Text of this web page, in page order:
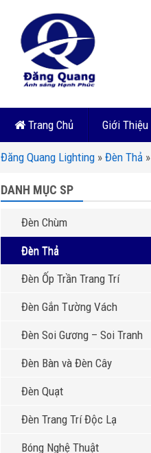
Trang Chủ Giới Thiệu
Đăng Quang Lighting » Đèn Thả »
DANH MỤC SP
Đèn Chùm
Đèn Thả
Đèn Ốp Trần Trang Trí
Đèn Gắn Tường Vách
Đèn Soi Gương – Soi Tranh
Đèn Bàn và Đèn Cây
Đèn Quạt
Đèn Trang Trí Độc Lạ
Bóng Nghệ Thuật